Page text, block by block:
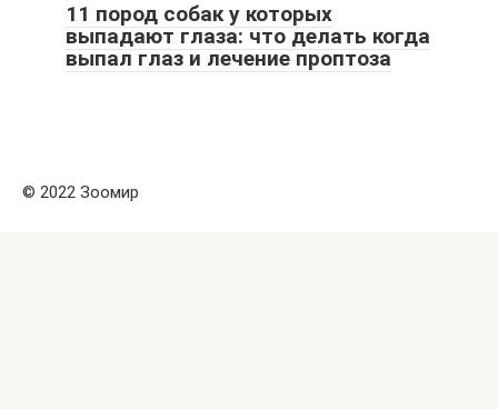
11 пород собак у которых
выпадают глаза: что делать когда
выпал глаз и лечение проптоза
© 2022 Зоомир